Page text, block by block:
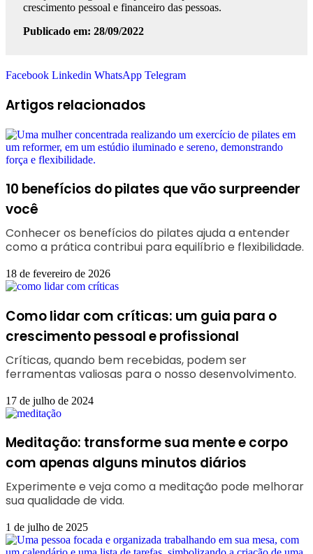
crescimento pessoal e financeiro das pessoas.
Publicado em: 28/09/2022
Facebook Linkedin WhatsApp Telegram
Artigos relacionados
10 benefícios do pilates que vão surpreender
você
Conhecer os benefícios do pilates ajuda a entender
como a prática contribui para equilíbrio e flexibilidade.
18 de fevereiro de 2026
Como lidar com críticas: um guia para o
crescimento pessoal e profissional
Críticas, quando bem recebidas, podem ser
ferramentas valiosas para o nosso desenvolvimento.
17 de julho de 2024
Meditação: transforme sua mente e corpo
com apenas alguns minutos diários
Experimente e veja como a meditação pode melhorar
sua qualidade de vida.
1 de julho de 2025